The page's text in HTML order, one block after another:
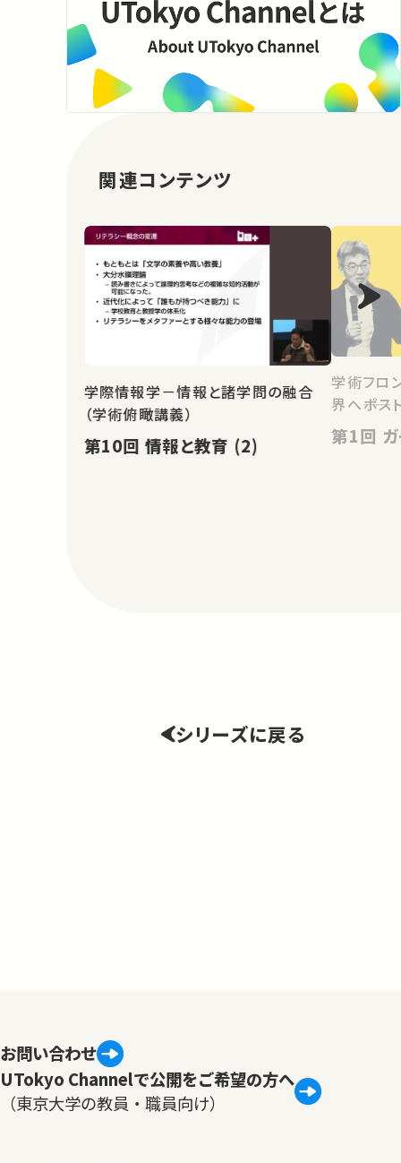
関連コンテンツ
学際情報学－情報と諸学問の融合
（学術俯瞰講義）
第10回 情報と教育 (2)
学術フロ
界へ――ポ
第
シリーズに戻る
お問い合わせ
UTokyo Channelで公開をご希望の方へ
（東京大学の教員・職員向け）